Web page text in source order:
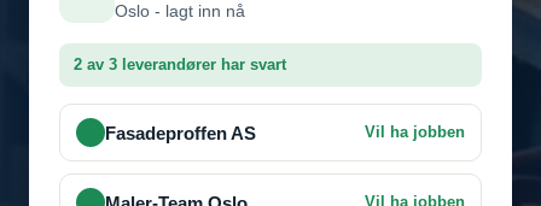
Oslo - lagt inn nå
2 av 3 leverandører har svart